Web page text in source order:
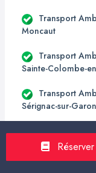
Transport
Moncaut
Transport
Sainte-Colombe-
Transport
Sérignac-sur-
Transport
Pujols
Réserver